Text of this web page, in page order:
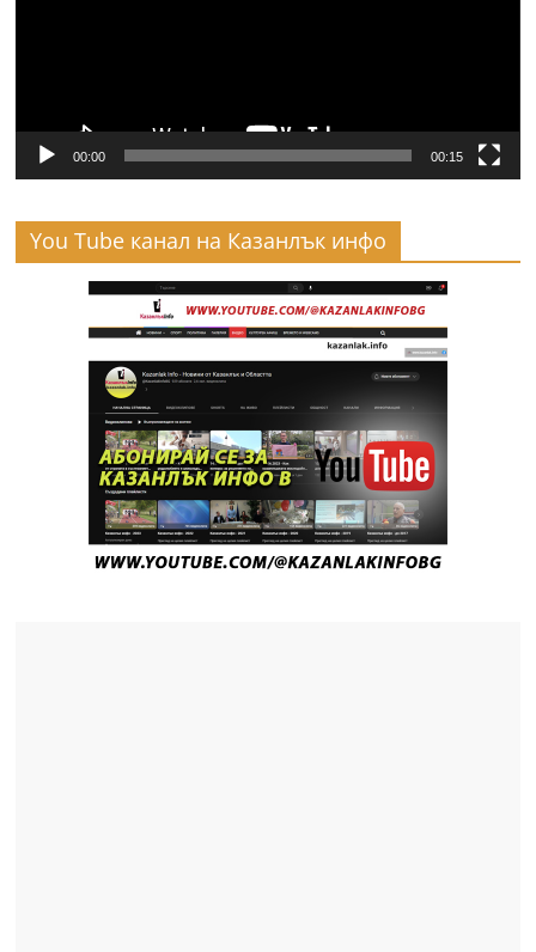
00:00 00:15
You Tube канал на Казанлък инфо